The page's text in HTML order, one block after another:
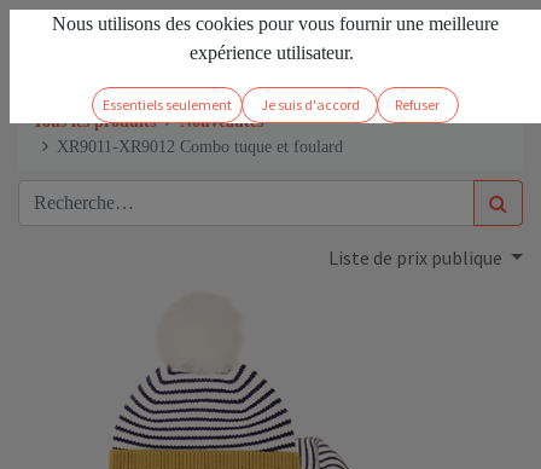
Se connecter FR
Tous les produits
Nouveautés
XR9011-XR9012 Combo tuque et foulard
Liste de prix publique
Nous utilisons des cookies pour vous fournir une meilleure
expérience utilisateur.
Essentiels seulement Je suis d'accord Refuser